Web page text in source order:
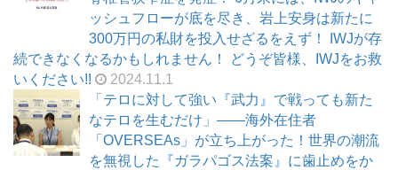
ッシュフローが底を尽き、岩上安身は新たに
300万円の私財を投入せざるをえず！ IWJが存
続できなくなるかもしれません！ どうぞ皆様、IWJをお救
いください!!
2024.11.1
「テロに対して強い『武力』で戦っても新た
なテロを生むだけ」――海外在住者
「OVERSEAs」が立ち上がった！世界の潮流
を無視した『ガラパゴス法案』に歯止めをか